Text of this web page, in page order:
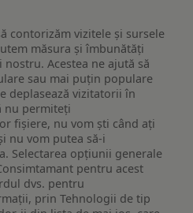
contorizăm vizitele și sursele
măsura și îmbunătăți
Acestea ne ajută să
sau mai puțin populare
deplasează vizitatorii în
nu permiteți
fișiere, nu vom ști când ați
nu vom putea să-i
Selectarea opțiunii generale
pentru acest
dvs. pentru
prin Tehnologii de tip